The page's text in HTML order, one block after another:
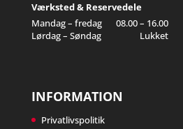
Værksted & Reservedele
Mandag – fredag
08.00 – 16.00
Lørdag – Søndag
Lukket
INFORMATION
Privatlivspolitik